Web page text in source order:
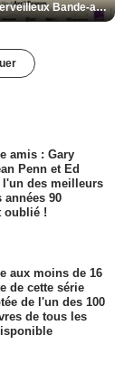
Les Matins merveilleux Bande-annonce VF
amis : Gary
Penn et Ed
l'un des meilleurs
90
oublié !
aux moins de 16
de cette série
de l'un des 100
de tous les